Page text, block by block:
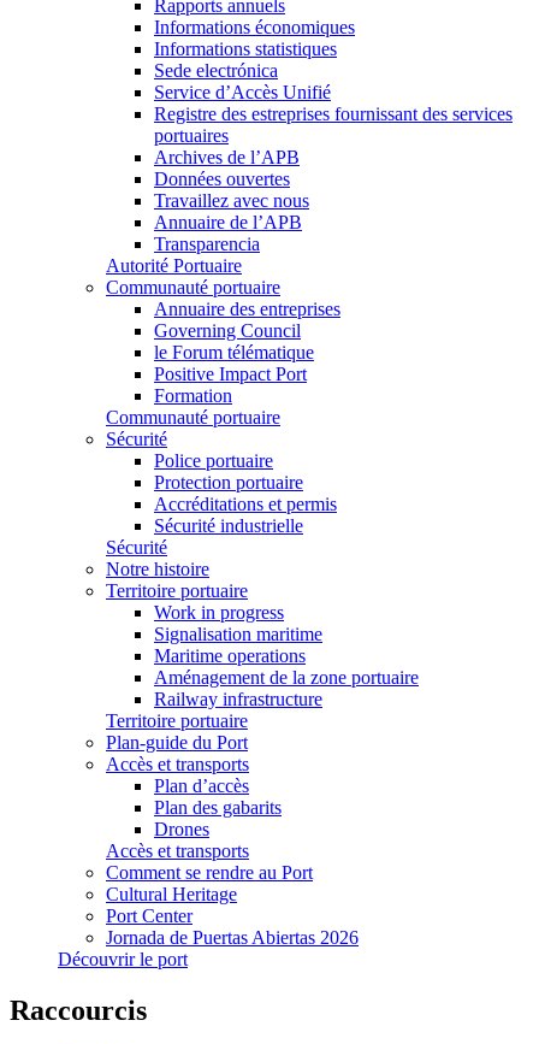
Rapports annuels
Informations économiques
Informations statistiques
Sede electrónica
Service d’Accès Unifié
Registre des estreprises fournissant des services
portuaires
Archives de l’APB
Données ouvertes
Travaillez avec nous
Annuaire de l’APB
Transparencia
Autorité Portuaire
Communauté portuaire
Annuaire des entreprises
Governing Council
le Forum télématique
Positive Impact Port
Formation
Communauté portuaire
Sécurité
Police portuaire
Protection portuaire
Accréditations et permis
Sécurité industrielle
Sécurité
Notre histoire
Territoire portuaire
Work in progress
Signalisation maritime
Maritime operations
Aménagement de la zone portuaire
Railway infrastructure
Territoire portuaire
Plan-guide du Port
Accès et transports
Plan d’accès
Plan des gabarits
Drones
Accès et transports
Comment se rendre au Port
Cultural Heritage
Port Center
Jornada de Puertas Abiertas 2026
Découvrir le port
Raccourcis